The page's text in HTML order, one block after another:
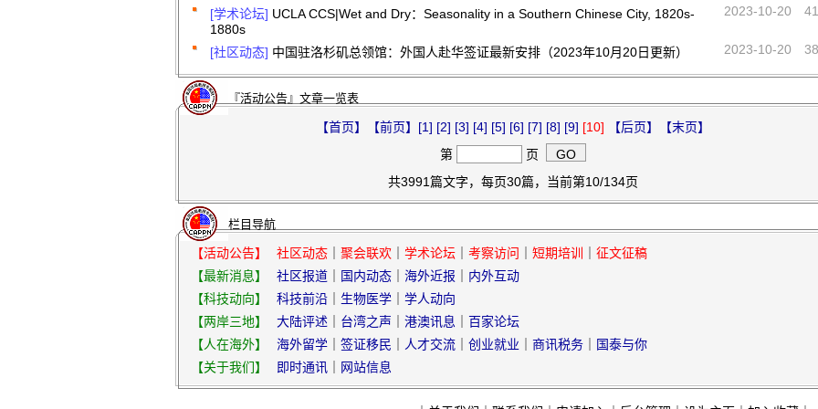
[学术论坛] UCLA CCS|Wet and Dry：Seasonality in a Southern Chinese City, 1820s-
1880s
2023-10-20
[社区动态] 中国驻洛杉矶总领馆：外国人赴华签证最新安排（2023年10月20日更新） 2023-10-20
『活动公告』文章一览表
【首页】 【前页】 [1] [2] [3] [4] [5] [6] [7] [8] [9] [10] 【后页】
【末页】
第
页
共3991篇文字，每页30篇，当前第10/134页
栏目导航
【活动公告】 社区动态 聚会联欢 学术论坛 考察访问 短期培训
征文征稿
【最新消息】
社区报道 国内动态 海外近报
内外互动
【科技动向】
科技前沿 生物医学
学人动向
【两岸三地】
大陆评述 台湾之声 港澳讯息
百家论坛
【人在海外】
海外留学 签证移民 人才交流 创业就业 商讯税务
国泰与你
【关于我们】
即时通讯 网站信息